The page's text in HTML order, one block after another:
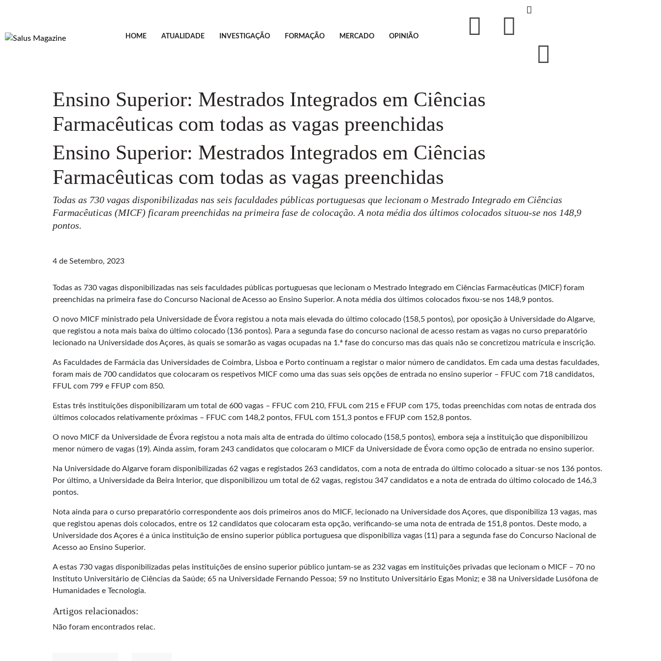
HOME ATUALIDADE INVESTIGAÇÃO FORMAÇÃO MERCADO OPINIÃO
Ensino Superior: Mestrados Integrados em Ciências
Farmacêuticas com todas as vagas preenchidas
Ensino Superior: Mestrados Integrados em Ciências
Farmacêuticas com todas as vagas preenchidas
Todas as 730 vagas disponibilizadas nas seis faculdades públicas portuguesas que lecionam o Mestrado Integrado em Ciências
Farmacêuticas (MICF) ficaram preenchidas na primeira fase de colocação. A nota média dos últimos colocados situou-se nos 148,9
pontos.
4 de Setembro, 2023
Todas as 730 vagas disponibilizadas nas seis faculdades públicas portuguesas que lecionam o Mestrado Integrado em Ciências Farmacêuticas (MICF) foram
preenchidas na primeira fase do Concurso Nacional de Acesso ao Ensino Superior. A nota média dos últimos colocados fixou-se nos 148,9 pontos.
O novo MICF ministrado pela Universidade de Évora registou a nota mais elevada do último colocado (158,5 pontos), por oposição à Universidade do Algarve,
que registou a nota mais baixa do último colocado (136 pontos). Para a segunda fase do concurso nacional de acesso restam as vagas no curso preparatório
lecionado na Universidade dos Açores, às quais se somarão as vagas ocupadas na 1.ª fase do concurso mas das quais não se concretizou matrícula e inscrição.
As Faculdades de Farmácia das Universidades de Coimbra, Lisboa e Porto continuam a registar o maior número de candidatos. Em cada uma destas faculdades,
foram mais de 700 candidatos que colocaram os respetivos MICF como uma das suas seis opções de entrada no ensino superior – FFUC com 718 candidatos,
FFUL com 799 e FFUP com 850.
Estas três instituições disponibilizaram um total de 600 vagas – FFUC com 210, FFUL com 215 e FFUP com 175, todas preenchidas com notas de entrada dos
últimos colocados relativamente próximas – FFUC com 148,2 pontos, FFUL com 151,3 pontos e FFUP com 152,8 pontos.
O novo MICF da Universidade de Évora registou a nota mais alta de entrada do último colocado (158,5 pontos), embora seja a instituição que disponibilizou
menor número de vagas (19). Ainda assim, foram 243 candidatos que colocaram o MICF da Universidade de Évora como opção de entrada no ensino superior.
Na Universidade do Algarve foram disponibilizadas 62 vagas e registados 263 candidatos, com a nota de entrada do último colocado a situar-se nos 136 pontos.
Por último, a Universidade da Beira Interior, que disponibilizou um total de 62 vagas, registou 347 candidatos e a nota de entrada do último colocado de 146,3
pontos.
Nota ainda para o curso preparatório correspondente aos dois primeiros anos do MICF, lecionado na Universidade dos Açores, que disponibiliza 13 vagas, mas
que registou apenas dois colocados, entre os 12 candidatos que colocaram esta opção, verificando-se uma nota de entrada de 151,8 pontos. Deste modo, a
Universidade dos Açores é a única instituição de ensino superior pública portuguesa que disponibiliza vagas (11) para a segunda fase do Concurso Nacional de
Acesso ao Ensino Superior.
A estas 730 vagas disponibilizadas pelas instituições de ensino superior público juntam-se as 232 vagas em instituições privadas que lecionam o MICF – 70 no
Instituto Universitário de Ciências da Saúde; 65 na Universidade Fernando Pessoa; 59 no Instituto Universitário Egas Moniz; e 38 na Universidade Lusófona de
Humanidades e Tecnologia.
Artigos relacionados:
Não foram encontrados relac.